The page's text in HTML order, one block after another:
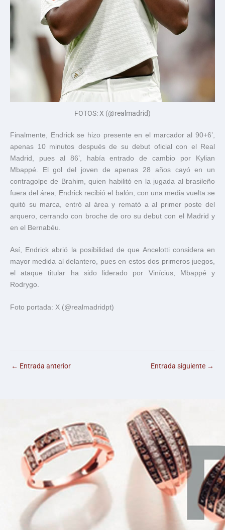
FOTOS: X (@realmadrid)
Finalmente, Endrick se hizo presente en el marcador al 90+6’,
apenas 10 minutos después de su debut oficial con el Real
Madrid, pues al 86’, había entrado de cambio por Kylian
Mbappé. El gol del joven de apenas 28 años cayó en un
contragolpe de Brahim, quien habilitó en la jugada al brasileño
fuera del área, Endrick recibió el balón, con una media vuelta se
quitó su marca, entró al área y remató a al primer poste del
arquero, cerrando con broche de oro su debut con el Madrid y
en el Bernabéu.
Así, Endrick abrió la posibilidad de que Ancelotti considera en
mayor medida al delantero, pues en estos dos primeros juegos,
el ataque titular ha sido liderado por Vinícius, Mbappé y
Rodrygo.
Foto portada: X (@realmadridpt)
← Entrada anterior Entrada siguiente →